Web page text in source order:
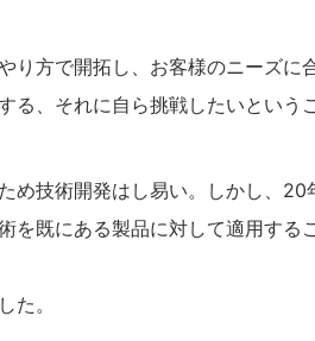
り方で開拓し、お客様のニーズに
る、それに自ら挑戦したいという
め技術開発はし易い。しかし、20
を既にある製品に対して適用する
た。